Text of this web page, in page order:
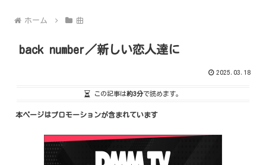
ホーム 曲
back number／新しい恋人達に
2025.03.18
この記事は約3分で読めます。
本ページはプロモーションが含まれています